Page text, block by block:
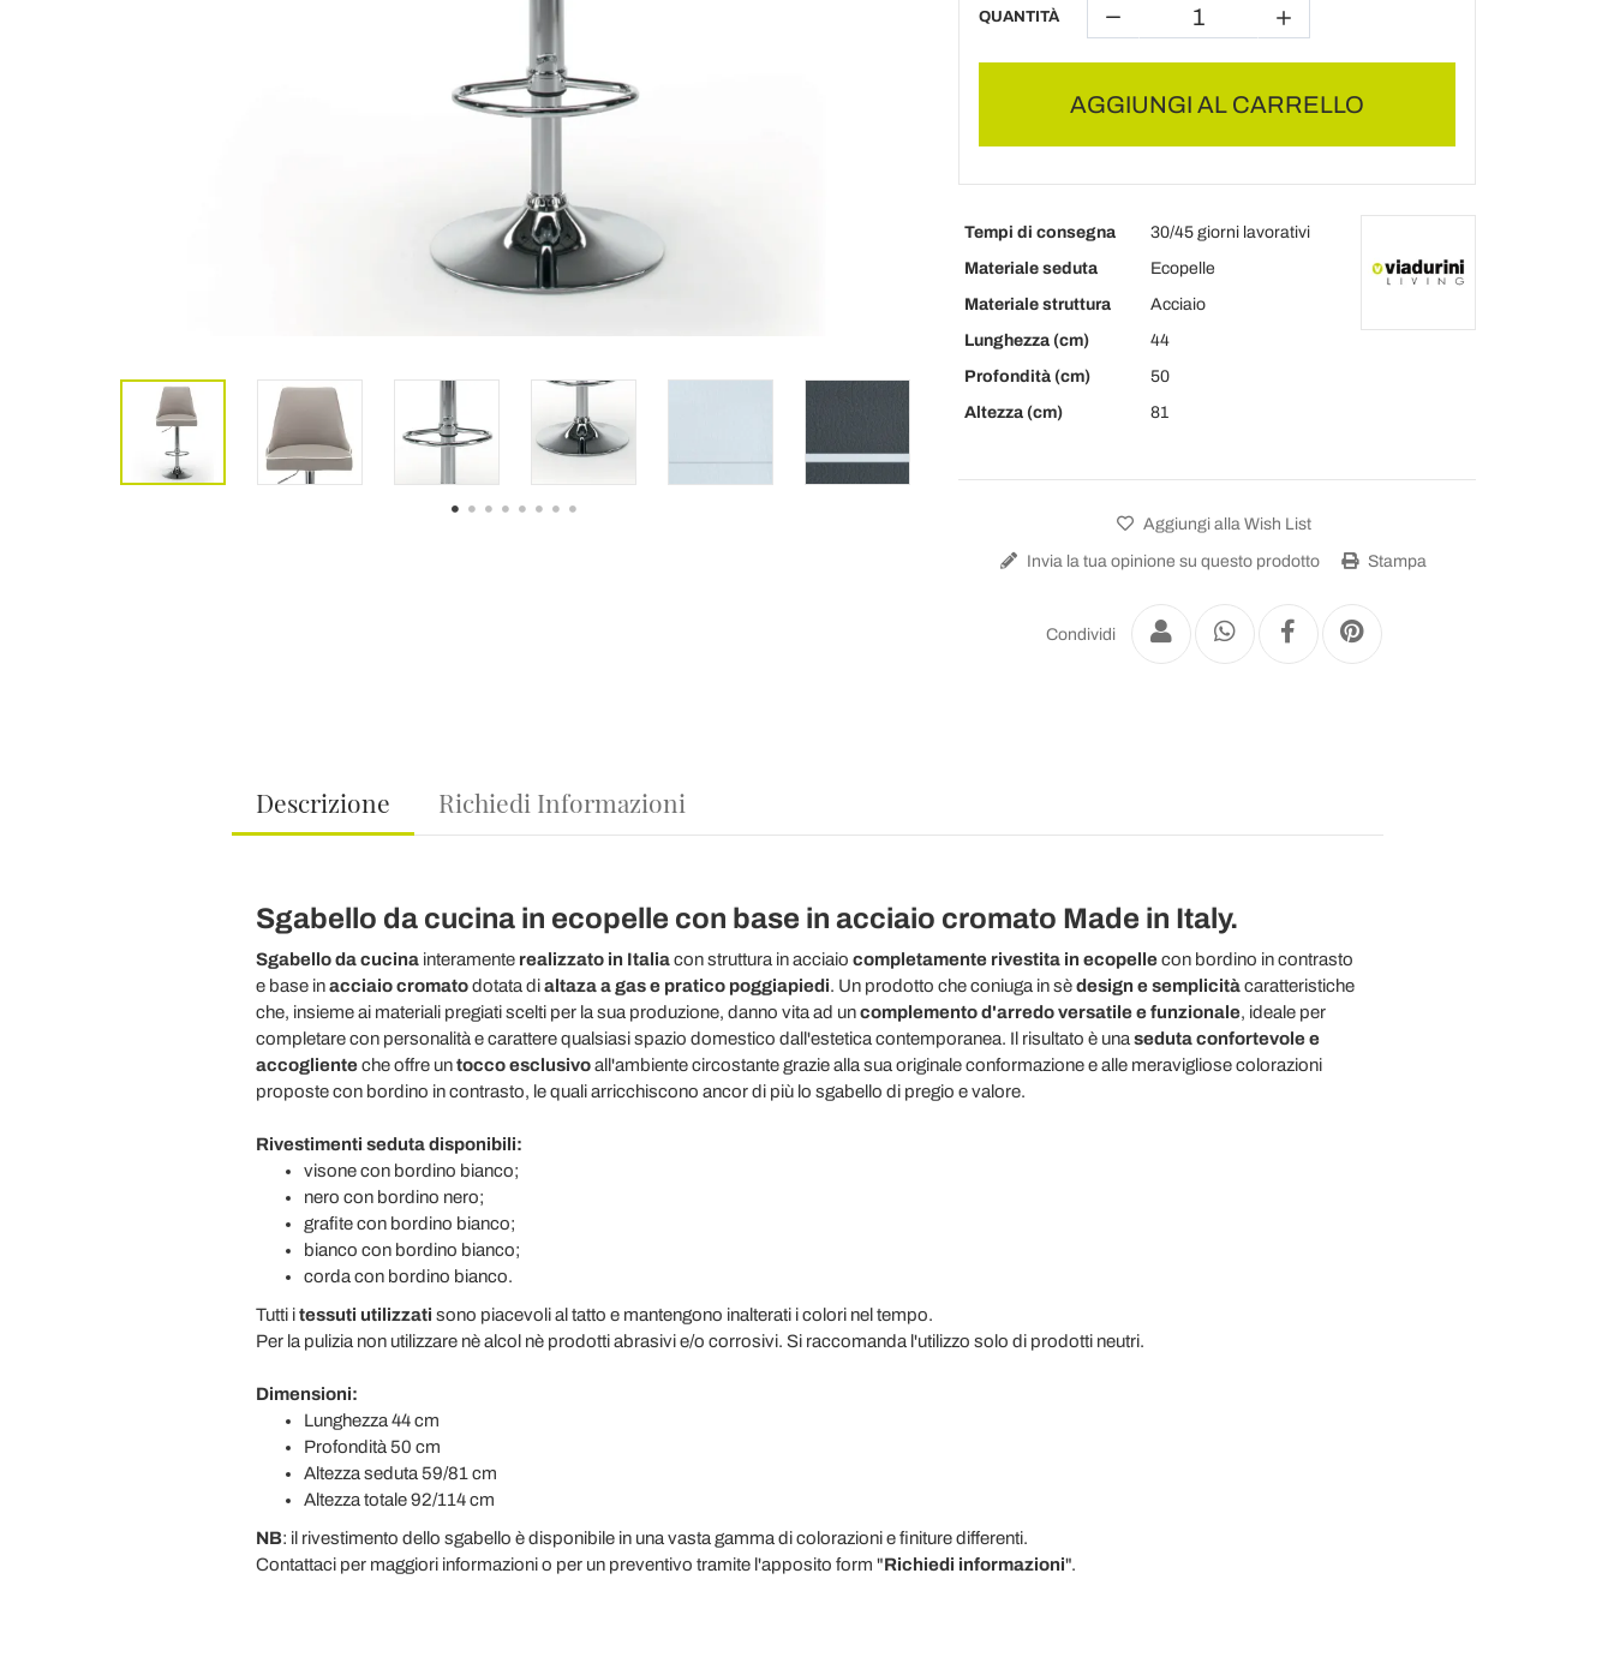
QUANTITÀ
AGGIUNGI AL CARRELLO
Tempi di consegna
30/45 giorni lavorativi
Materiale seduta
Ecopelle
Materiale struttura
Acciaio
Lunghezza (cm)
44
Profondità (cm)
50
Altezza (cm)
81
Aggiungi alla Wish List
Invia la tua opinione su questo prodotto Stampa
Condividi
Descrizione Richiedi Informazioni
Sgabello da cucina in ecopelle con base in acciaio cromato Made in Italy.
Sgabello da cucina interamente realizzato in Italiacon struttura in acciaio completamente rivestita in ecopellecon bordino in contrasto
e base inacciaio cromatodotata dialtaza a gas e pratico poggiapiedi. Un prodotto che coniuga in sèdesign e semplicitàcaratteristiche
che, insieme ai materiali pregiati scelti per la sua produzione, danno vita ad uncomplemento d'arredo versatile e funzionale, ideale per
completare con personalità e carattere qualsiasi spazio domestico dall'estetica contemporanea. Il risultato è una seduta confortevole e
accoglienteche offre untocco esclusivoall'ambiente circostante grazie alla sua originale conformazione e alle meravigliose colorazioni
proposte con bordino in contrasto, le quali arricchiscono ancor di più lo sgabello di pregio e valore.
Rivestimenti seduta disponibili:
visone con bordino bianco;
nero con bordino nero;
grafite con bordino bianco;
bianco con bordino bianco;
corda con bordino bianco.
Tutti itessuti utilizzati sono piacevoli al tatto e mantengono inalterati i colori nel tempo.
Per la pulizia non utilizzare nè alcol nè prodotti abrasivi e/o corrosivi. Si raccomanda l'utilizzo solo di prodotti neutri.
Dimensioni:
Lunghezza 44 cm
Profondità 50 cm
Altezza seduta 59/81 cm
Altezza totale 92/114 cm
NB: il rivestimento dello sgabello è disponibile in una vasta gamma di colorazioni e finiture differenti.
Contattaci per maggiori informazioni o per un preventivo tramite l'apposito form "Richiedi informazioni".